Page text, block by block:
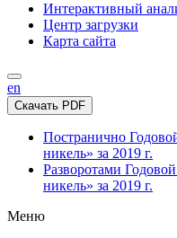
Интерактивный
Центр загрузки
Карта сайта
en
Скачать PDF
Постранично
никель» за 2019 г.
Разворотами
никель» за 2019 г.
Меню